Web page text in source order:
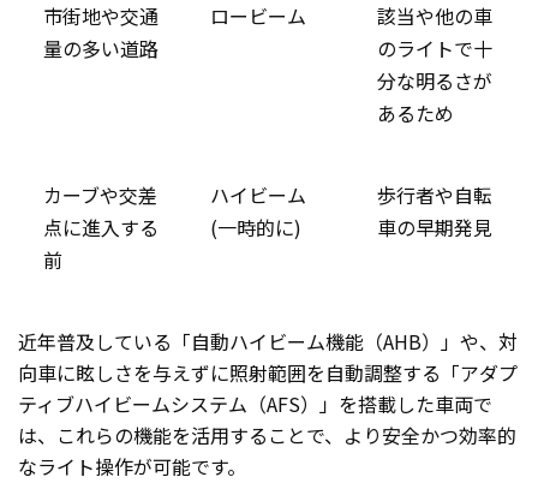
市街地や交通
量の多い道路
ロービーム
該当や他の車
のライトで十
分な明るさが
あるため
カーブや交差
点に進入する
前
ハイビーム
(一時的に)
歩行者や自転
車の早期発見
近年普及している「自動ハイビーム機能（AHB）」や、対
向車に眩しさを与えずに照射範囲を自動調整する「アダプ
ティブハイビームシステム（AFS）」を搭載した車両で
は、これらの機能を活用することで、より安全かつ効率的
なライト操作が可能です。